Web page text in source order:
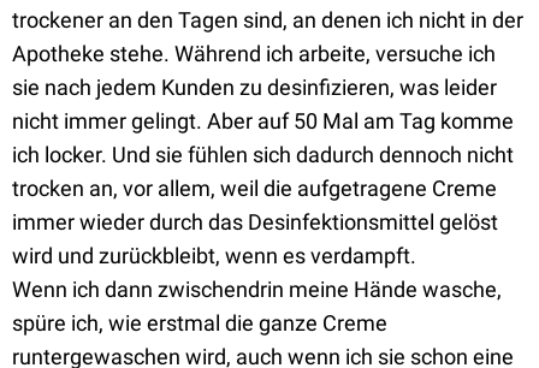
trockener an den Tagen sind, an denen ich nicht in der
Apotheke stehe. Während ich arbeite, versuche ich
sie nach jedem Kunden zu desinfizieren, was leider
nicht immer gelingt. Aber auf 50 Mal am Tag komme
ich locker. Und sie fühlen sich dadurch dennoch nicht
trocken an, vor allem, weil die aufgetragene Creme
immer wieder durch das Desinfektionsmittel gelöst
wird und zurückbleibt, wenn es verdampft.
Wenn ich dann zwischendrin meine Hände wasche,
spüre ich, wie erstmal die ganze Creme
runtergewaschen wird, auch wenn ich sie schon eine